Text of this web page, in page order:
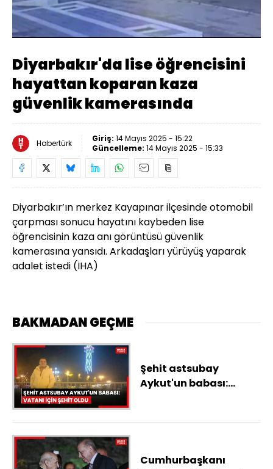
Sesi
Aç
Yüklendi:
44.96%
Oynatma
Hızı
Diyarbakır'da lise öğrencisini
hayattan koparan kaza
güvenlik kamerasında
Habertürk Giriş: 14 Mayıs 2025 - 15:22
Güncelleme: 14 Mayıs 2025 - 15:33
Diyarbakır’ın merkez Kayapınar ilçesinde otomobil
çarpması sonucu hayatını kaybeden lise
öğrencisinin kaza anı görüntüsü güvenlik
kamerasına yansıdı. Arkadaşları yürüyüş yaparak
adalet istedi (İHA)
BAKMADAN GEÇME
Şehit astsubay
Aykut'un babası:
Cumhurbaşkanı